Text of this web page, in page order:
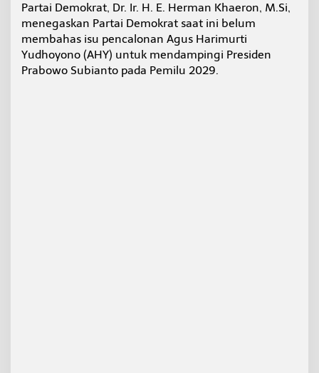
R
e
s
p
o
Partai Demokrat, Dr. Ir. H. E. Herman Khaeron, M.Si,
menegaskan Partai Demokrat saat ini belum
membahas isu pencalonan Agus Harimurti
Yudhoyono (AHY) untuk mendampingi Presiden
Prabowo Subianto pada Pemilu 2029.